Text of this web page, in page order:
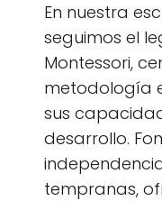
En nuestra
seguimos el
Montessori,
metodología
sus
desarrollo.
tempranas,